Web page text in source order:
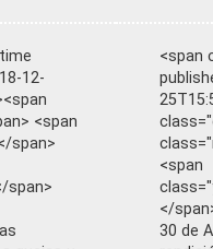
12-
<span
span>
span>
<span
<span
</
30 de